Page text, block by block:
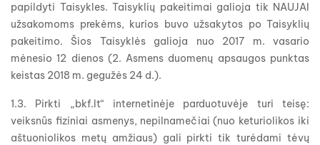
papildyti Taisykles. Taisyklių pakeitimai galioja tik NAUJAI
užsakomoms prekėms, kurios buvo užsakytos po Taisyklių
pakeitimo. Šios Taisyklės galioja nuo 2017 m. vasario
mėnesio 12 dienos (2. Asmens duomenų apsaugos punktas
keistas 2018 m. gegužės 24 d.).
1.3. Pirkti „bkf.lt“ internetinėje parduotuvėje turi teisę:
veiksnūs fiziniai asmenys, nepilnamečiai (nuo keturiolikos iki
aštuoniolikos metų amžiaus) gali pirkti tik turėdami tėvų